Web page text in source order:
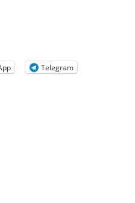
Telegram